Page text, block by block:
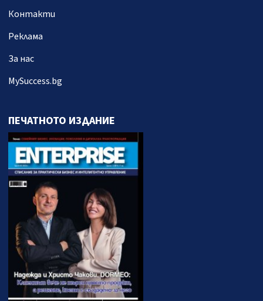
Контакти
Реклама
За нас
MySuccess.bg
ПЕЧАТНОТО ИЗДАНИЕ